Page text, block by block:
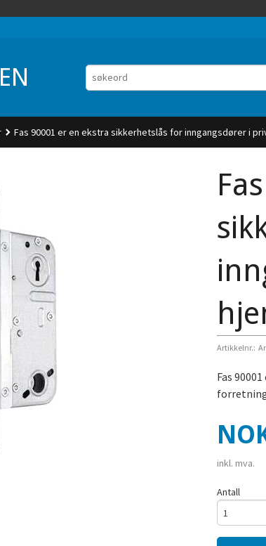
Fas 90001 er en ekstra sikkerhetslås for inngangsdører i
Artikkelnr.:
Fas
Pris
inkl. mva.
Antall